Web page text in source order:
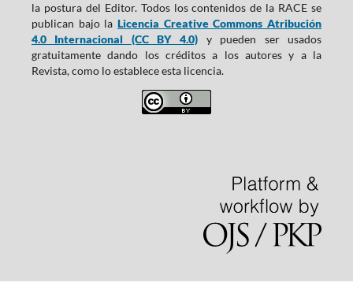
la postura del Editor. Todos los contenidos de la RACE se
publican bajo la Licencia Creative Commons Atribución
4.0 Internacional (CC BY 4.0) y pueden ser usados
gratuitamente dando los créditos a los autores y a la
Revista, como lo establece esta licencia.